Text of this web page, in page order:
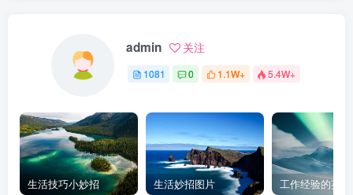
admin 关注
1081 0 1.1W+ 5.4W+
生活技巧小妙招 生活妙招图片 工作经验的英